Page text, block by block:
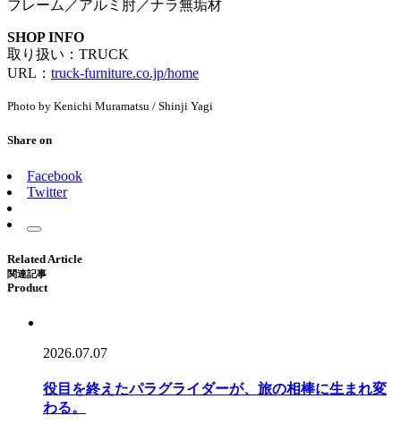
フレーム／アルミ肘／ナラ無垢材
SHOP INFO
取り扱い：TRUCK
URL： truck-furniture.co.jp/home
Photo by Kenichi Muramatsu / Shinji Yagi
Share on
Facebook
Twitter
Related Article
関連記事
Product
2026.07.07
役目を終えたパラグライダーが、旅の相棒に生まれ変
わる。